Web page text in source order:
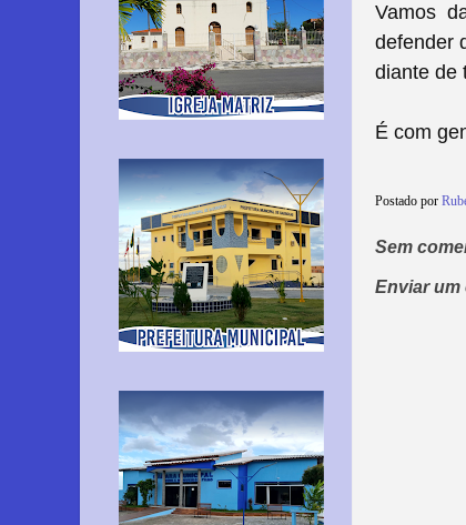
Vamos
defender
diante de
É com
Postado por
Sem
Enviar um